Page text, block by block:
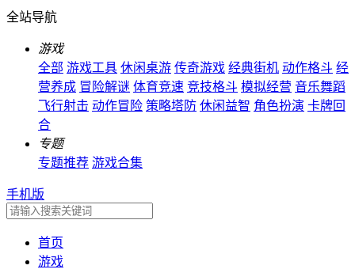
全站导航
游戏
全部 游戏工具 休闲桌游 传奇游戏 经典街机 动作格斗 经
营养成 冒险解谜 体育竞速 竞技格斗 模拟经营 音乐舞蹈
飞行射击 动作冒险 策略塔防 休闲益智 角色扮演 卡牌回
合
专题
专题推荐 游戏合集
手机版
首页
游戏